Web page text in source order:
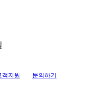
객지원 문의하기